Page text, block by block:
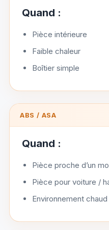
Quand :
Pièce intérieure
Faible chaleur
Boîtier simple
ABS / ASA
Quand :
Pièce proche d’un
Pièce pour voiture /
Environnement